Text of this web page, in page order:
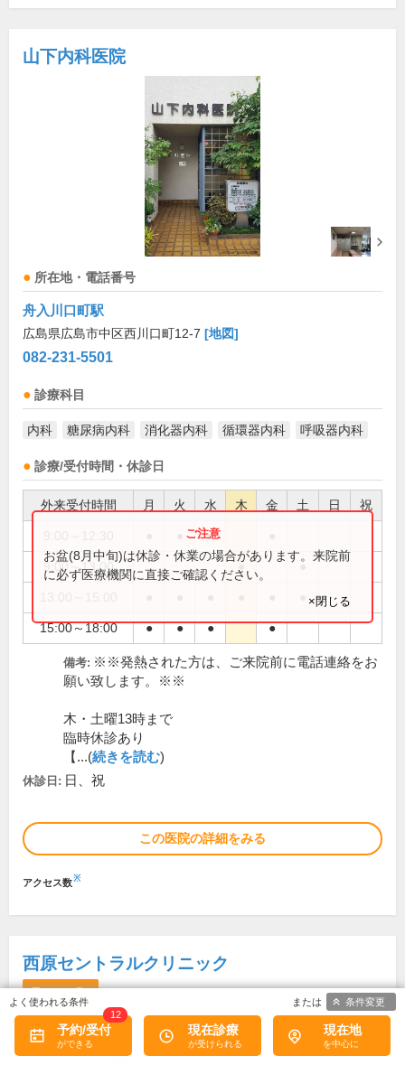
山下内科医院
所在地・電話番号
舟入川口町駅
広島県広島市中区西川口町12-7 [地図]
082-231-5501
診療科目
内科 糖尿病内科 消化器内科 循環器内科 呼吸器内科
診療/受付時間・休診日
外来受付時間 月 火 水 木 金 土 日 祝
●
9:00～13:00 ● ●
15:00～18:00 ● ● ● ●
お盆(8月中旬)は休診・休業の場合があります。来院前
に必ず医療機関に直接ご確認ください。
×閉じる
備考: ※※発熱された方は、ご来院前に電話連絡をお
願い致します。※※
木・土曜13時まで
臨時休診あり
【...(続きを読む)
休診日: 日、祝
この医院の詳細をみる
アクセス数※
西原セントラルクリニック
5
予約/受付
12
現在診療 現在地
条件変更